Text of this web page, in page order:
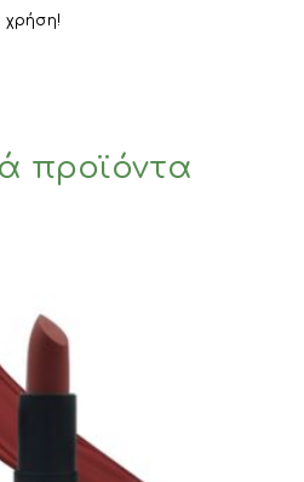
χρήση!
προϊόντα